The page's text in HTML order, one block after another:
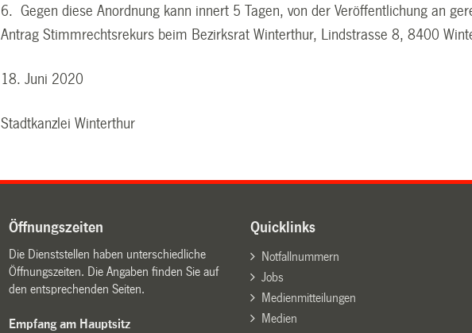
6. Gegen diese Anordnung kann innert 5 Tagen, von der Veröffentlichung an
Antrag Stimmrechtsrekurs beim Bezirksrat Winterthur, Lindstrasse 8, 8400
18. Juni 2020
Stadtkanzlei Winterthur
Öffnungszeiten
Die Dienststellen haben unterschiedliche
Öffnungszeiten. Die Angaben finden Sie auf
den entsprechenden Seiten.
Empfang am Hauptsitz
Quicklinks
Notfallnummern
Jobs
Medienmitteilungen
Medien